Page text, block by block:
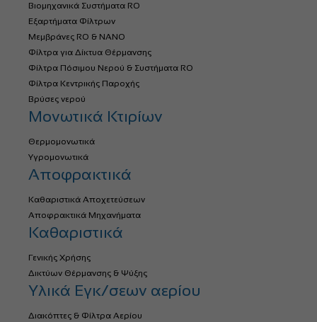
Βιομηχανικά Συστήματα RO
Εξαρτήματα Φίλτρων
Μεμβράνες RO & NANO
Φίλτρα για Δίκτυα Θέρμανσης
Φίλτρα Πόσιμου Νερού & Συστήματα RO
Φίλτρα Κεντρικής Παροχής
Βρύσες νερού
Μονωτικά Κτιρίων
Θερμομονωτικά
Υγρομονωτικά
Αποφρακτικά
Καθαριστικά Αποχετεύσεων
Αποφρακτικά Μηχανήματα
Καθαριστικά
Γενικής Χρήσης
Δικτύων Θέρμανσης & Ψύξης
Υλικά Εγκ/σεων αερίου
Διακόπτες & Φίλτρα Αερίου